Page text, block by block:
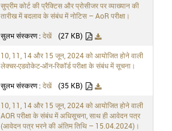
सुप्रीम कोर्ट की प्रैक्टिस और प्रोसीजर पर व्याख्यान की
तारीख में बदलाव के संबंध में नोटिस – AoR परीक्षा।
सुलभ संस्करण : देखें (27 KB)
10, 11, 14 और 15 जून, 2024 को आयोजित होने वाली
लेक्चर-एडवोकेट-ऑन-रिकॉर्ड परीक्षा के संबंध में सूचना।
सुलभ संस्करण :देखें (35 KB)
10, 11, 14 और 15 जून, 2024 को आयोजित होने वाली
AOR परीक्षा के संबंध में अधिसूचना, साथ ही आवेदन पत्र
(आवेदन पत्र भरने की अंतिम तिथि – 15.04.2024)।